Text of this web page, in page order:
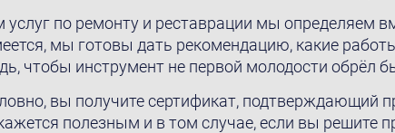
услуг по ремонту и реставрации мы определяем
мы готовы дать рекомендацию, какие
чтобы инструмент не первой молодости обрёл
вы получите сертификат, подтверждающий
полезным и в том случае, если вы решите